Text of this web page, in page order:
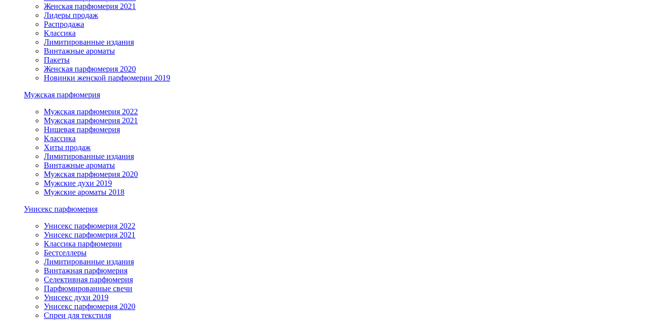
Женская парфюмерия 2021
Лидеры продаж
Распродажа
Классика
Лимитированные издания
Винтажные ароматы
Пакеты
Женская парфюмерия 2020
Новинки женской парфюмерии 2019
Мужская парфюмерия
Мужская парфюмерия 2022
Мужская парфюмерия 2021
Нишевая парфюмерия
Классика
Хиты продаж
Лимитированные издания
Винтажные ароматы
Мужская парфюмерия 2020
Мужские духи 2019
Мужские ароматы 2018
Унисекс парфюмерия
Унисекс парфюмерия 2022
Унисекс парфюмерия 2021
Классика парфюмерии
Бестселлеры
Лимитированные издания
Винтажная парфюмерия
Селективная парфюмерия
Парфюмированные свечи
Унисекс духи 2019
Унисекс парфюмерия 2020
Спреи для текстиля